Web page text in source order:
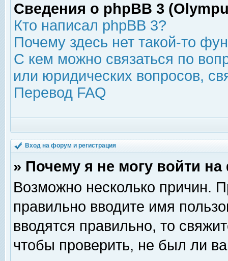
Сведения о phpBB 3
Кто написал phpBB 3?
Почему здесь нет такой-то
С кем можно связаться по
или юридических вопросов,
Перевод FAQ
Вход на форум и регистрация
» Почему я не могу войти
Возможно несколько причин.
правильно вводите имя
вводятся правильно, то
чтобы проверить, не был ли